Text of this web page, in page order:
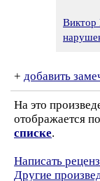
+ добавить
На это
отображается
списке.
Написать
Другие